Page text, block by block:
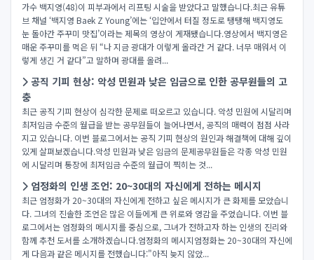
가수 백지영(48)이 피부과에서 리프팅 시술을 받았다고 말했습니다.최근 유튜
브 채널 ‘백지영 Baek Z Young’에는 ‘입안에서 터질 정도로 탱탱해 백지영도
눈 돌아간 주꾸미 맛집’이라는 제목의 영상이 게재됐습니다.영상에서 백지영은
매운 주꾸미를 먹은 뒤 “나 지금 광대가 이렇게 올라간 거 같다. 너무 매워서 이
렇게 생긴 거 같다”고 말하며 광대를 올려...
공직 기피 현상: 악성 민원과 낮은 임금으로 인한 공무원들의 고
충
최근 공직 기피 현상이 심각한 문제로 떠오르고 있습니다. 악성 민원에 시달리며
최저임금 수준의 월급을 받는 공무원들이 늘어나면서, 공직의 매력이 점점 사라
지고 있습니다. 이번 블로그에서는 공직 기피 현상의 원인과 해결책에 대해 깊이
있게 살펴보겠습니다.악성 민원과 낮은 임금의 문제공무원들은 각종 악성 민원
에 시달리며 통장에 최저임금 수준의 월급이 찍히는 것...
엄정화의 인생 조언: 20~30대의 자신에게 전하는 메시지
최근 엄정화가 20~30대의 자신에게 전하고 싶은 메시지가 큰 화제를 모았습니
다. 그녀의 진솔한 조언은 많은 이들에게 큰 위로와 영감을 주었습니다. 이번 블
로그에서는 엄정화의 메시지를 중심으로, 그녀가 전하고자 하는 인생의 진리와
함께 추천 도서를 소개하겠습니다.엄정화의 메시지엄정화는 20~30대의 자신에
게 다음과 같은 메시지를 전했습니다:"아직 늦지 않았...